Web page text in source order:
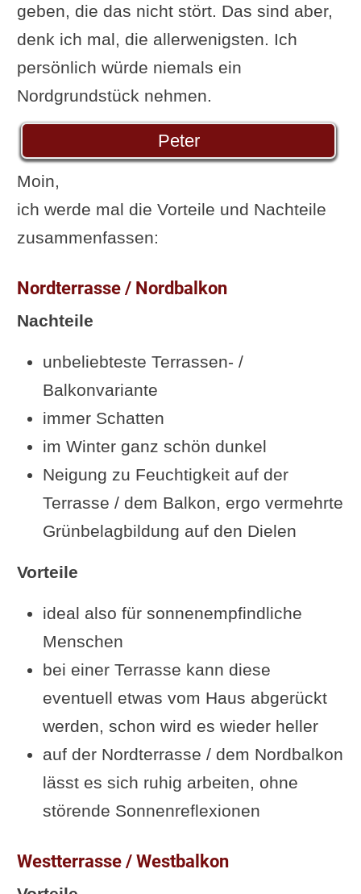
geben, die das nicht stört. Das sind aber,
denk ich mal, die allerwenigsten. Ich
persönlich würde niemals ein
Nordgrundstück nehmen.
Peter
Moin,
ich werde mal die Vorteile und Nachteile
zusammenfassen:
Nordterrasse / Nordbalkon
Nachteile
unbeliebteste Terrassen- /
Balkonvariante
immer Schatten
im Winter ganz schön dunkel
Neigung zu Feuchtigkeit auf der
Terrasse / dem Balkon, ergo vermehrte
Grünbelagbildung auf den Dielen
Vorteile
ideal also für sonnenempfindliche
Menschen
bei einer Terrasse kann diese
eventuell etwas vom Haus abgerückt
werden, schon wird es wieder heller
auf der Nordterrasse / dem Nordbalkon
lässt es sich ruhig arbeiten, ohne
störende Sonnenreflexionen
Westterrasse / Westbalkon